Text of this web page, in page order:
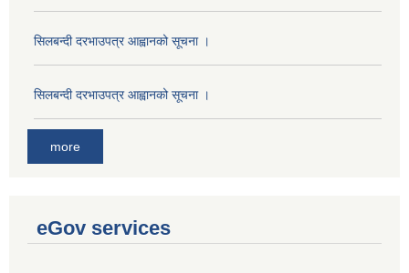
सिलबन्दी दरभाउपत्र आह्वानको सूचना ।
सिलबन्दी दरभाउपत्र आह्वानको सूचना ।
more
eGov services